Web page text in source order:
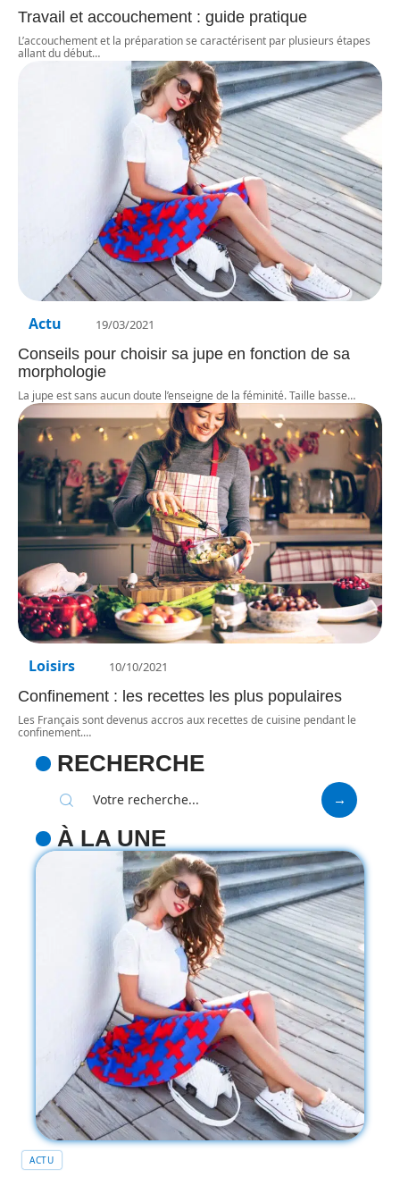
Travail et accouchement : guide pratique
L’accouchement et la préparation se caractérisent par plusieurs étapes
allant du début…
Actu 19/03/2021
Conseils pour choisir sa jupe en fonction de sa
morphologie
La jupe est sans aucun doute l’enseigne de la féminité. Taille basse…
Loisirs 10/10/2021
Confinement : les recettes les plus populaires
Les Français sont devenus accros aux recettes de cuisine pendant le
confinement.…
RECHERCHE
À LA UNE
ACTU